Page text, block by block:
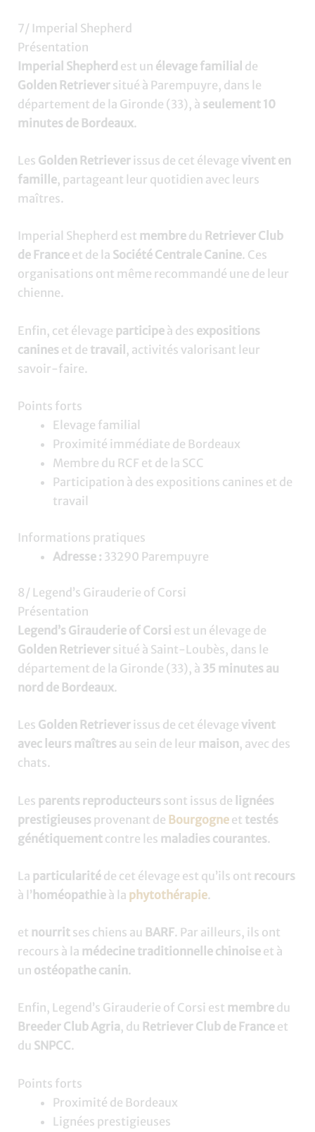
7/ Imperial Shepherd
Présentation
Imperial Shepherd est un élevage familial de
Golden Retriever situé à Parempuyre, dans le
département de la Gironde (33), à seulement 10
minutes de Bordeaux.
Les Golden Retriever issus de cet élevagevivent en
famille, partageant leur quotidien avec leurs
maîtres.
Imperial Shepherd est membre du Retriever Club
de France et de la Société Centrale Canine. Ces
organisations ont même recommandé une de leur
chienne.
Enfin, cet élevage participe à des expositions
canines et de travail , activités valorisant leur
savoir-faire.
Points forts
Elevage familial
Proximité immédiate de Bordeaux
Membre du RCF et de la SCC
Participation à des expositions canines et de
travail
Informations pratiques
Adresse : 33290 Parempuyre
8/ Legend’s Girauderie of Corsi
Présentation
Legend’s Girauderie of Corsi est un élevage de
Golden Retriever situé à Saint-Loubès, dans le
département de la Gironde (33), à 35 minutes au
nord de Bordeaux.
Les Golden Retriever issus de cet élevagevivent
avec leurs maîtres au sein de leur maison, avec des
chats.
Les parents reproducteurs sont issus de lignées
prestigieuses provenant de Bourgogne et testés
génétiquement contre les maladies courantes.
La particularité de cet élevage est qu’ils ont recours
à l’ homéopathie à la phytothérapie.
et nourrit ses chiens au BARF. Par ailleurs, ils ont
recours à la médecine traditionnelle chinoise et à
un ostéopathe canin.
Enfin, Legend’s Girauderie of Corsi est membre du
Breeder Club Agria, du Retriever Club de France et
du SNPCC.
Points forts
Proximité de Bordeaux
Lignées prestigieuses